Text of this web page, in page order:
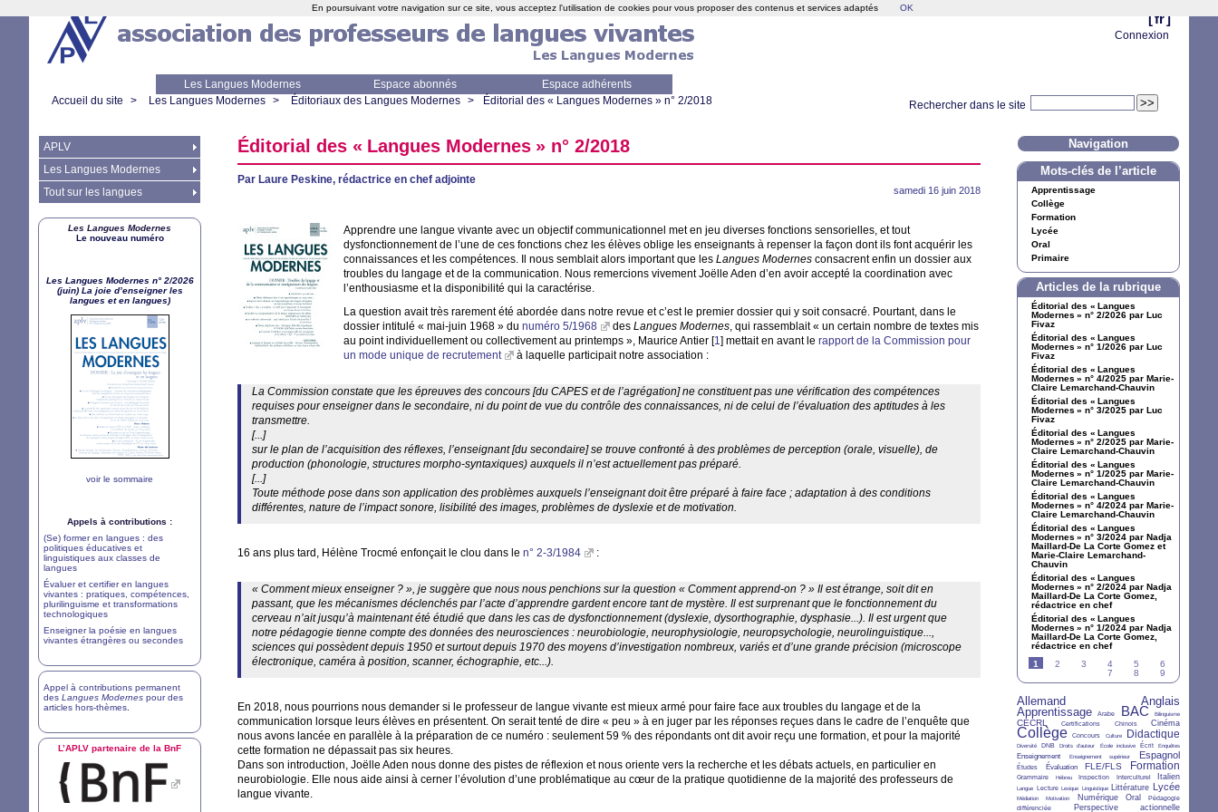
[ fr ]
Connexion
Les Langues Modernes Espace abonnés
Espace adhérents
Rechercher dans le site
Accueil du site > Les Langues Modernes > Éditoriaux des Langues Modernes > Éditorial des « Langues Modernes » n° 2/2018
Éditorial des « Langues Modernes » n° 2/2018
Par Laure Peskine, rédactrice en chef adjointe
samedi 16 juin 2018
Apprendre une langue vivante avec un objectif communicationnel met en jeu diverses fonctions sensorielles, et tout
dysfonctionnement de l’une de ces fonctions chez les élèves oblige les enseignants à repenser la façon dont ils font acquérir les
connaissances et les compétences. Il nous semblait alors important que les Langues Modernes consacrent enfin un dossier aux
troubles du langage et de la communication. Nous remercions vivement Joëlle Aden d’en avoir accepté la coordination avec
l’enthousiasme et la disponibilité qui la caractérise.
La question avait très rarement été abordée dans notre revue et c’est le premier dossier qui y soit consacré. Pourtant, dans le
dossier intitulé « mai-juin 1968 » du numéro 5/1968 des Langues Modernes, qui rassemblait « un certain nombre de textes mis
au point individuellement ou collectivement au printemps », Maurice Antier [1] mettait en avant le rapport de la Commission pour
un mode unique de recrutement
à laquelle participait notre association :
La Commission constate que les épreuves des concours [du CAPES et de l’agrégation] ne constituent pas une vérification des compétences
requises pour enseigner dans le secondaire, ni du point de vue du contrôle des connaissances, ni de celui de l’évaluation des aptitudes à les
transmettre.
[...]
sur le plan de l’acquisition des réflexes, l’enseignant [du secondaire] se trouve confronté à des problèmes de perception (orale, visuelle), de
production (phonologie, structures morpho-syntaxiques) auxquels il n’est actuellement pas préparé.
[...]
Toute méthode pose dans son application des problèmes auxquels l’enseignant doit être préparé à faire face ; adaptation à des conditions
différentes, nature de l’impact sonore, lisibilité des images, problèmes de dyslexie et de motivation.
16 ans plus tard, Hélène Trocmé enfonçait le clou dans le n° 2-3/1984 :
« Comment mieux enseigner ? », je suggère que nous nous penchions sur la question « Comment apprend-on ? » Il est étrange, soit dit en
passant, que les mécanismes déclenchés par l’acte d’apprendre gardent encore tant de mystère. Il est surprenant que le fonctionnement du
cerveau n’ait jusqu’à maintenant été étudié que dans les cas de dysfonctionnement (dyslexie, dysorthographie, dysphasie...). Il est urgent que
notre pédagogie tienne compte des données des neurosciences : neurobiologie, neurophysiologie, neuropsychologie, neurolinguistique...,
sciences qui possèdent depuis 1950 et surtout depuis 1970 des moyens d’investigation nombreux, variés et d’une grande précision (microscope
électronique, caméra à position, scanner, échographie, etc...).
En 2018, nous pourrions nous demander si le professeur de langue vivante est mieux armé pour faire face aux troubles du langage et de la
communication lorsque leurs élèves en présentent. On serait tenté de dire « peu » à en juger par les réponses reçues dans le cadre de l’enquête que
nous avons lancée en parallèle à la préparation de ce numéro : seulement 59 % des répondants ont dit avoir reçu une formation, et pour la majorité
cette formation ne dépassait pas six heures.
Dans son introduction, Joëlle Aden nous donne des pistes de réflexion et nous oriente vers la recherche et les débats actuels, en particulier en
neurobiologie. Elle nous aide ainsi à cerner l’évolution d’une problématique au cœur de la pratique quotidienne de la majorité des professeurs de
langue vivante.
APLV
Les Langues Modernes
Tout sur les langues
Les Langues Modernes
Le nouveau numéro
Les Langues Modernes n° 2/2026
(juin) La joie d’enseigner les
langues et en langues)
voir le sommaire
Appels à contributions :
(Se) former en langues : des
politiques éducatives et
linguistiques aux classes de
langues
Évaluer et certifier en langues
vivantes : pratiques, compétences,
plurilinguisme et transformations
technologiques
Enseigner la poésie en langues
vivantes étrangères ou secondes
Appel à contributions permanent
des Langues Modernes pour des
articles hors-thèmes
L’APLV partenaire de la BnF
Navigation
Mots-clés de l’article
Apprentissage
Collège
Formation
Lycée
Oral
Primaire
Articles de la rubrique
Éditorial des « Langues
Modernes » n° 2/2026 par Luc
Fivaz
Éditorial des « Langues
Modernes » n° 1/2026 par Luc
Fivaz
Éditorial des « Langues
Modernes » n° 4/2025 par Marie-
Claire Lemarchand-Chauvin
Éditorial des « Langues
Modernes » n° 3/2025 par Luc
Fivaz
Éditorial des « Langues
Modernes » n° 2/2025 par Marie-
Claire Lemarchand-Chauvin
Éditorial des « Langues
Modernes » n° 1/2025 par Marie-
Claire Lemarchand-Chauvin
Éditorial des « Langues
Modernes » n° 4/2024 par Marie-
Claire Lemarchand-Chauvin
Éditorial des « Langues
Modernes » n° 3/2024 par Nadja
Maillard-De La Corte Gomez et
Marie-Claire Lemarchand-
Chauvin
Éditorial des « Langues
Modernes » n° 2/2024 par Nadja
Maillard-De La Corte Gomez,
rédactrice en chef
Éditorial des « Langues
Modernes » n° 1/2024 par Nadja
Maillard-De La Corte Gomez,
rédactrice en chef
1
2 3 4 5
6
7
8 9
Allemand
26/36 Anglais
28/36
Apprentissage
27/36 Arabe
4/36 BAC
33/36 Bilinguisme
2/36
CECRL
15/36 Certifications
7/36 Chinois
6/36 Cinéma
12/36
Collège
36/36 Concours
5/36 Culture
2/36 Didactique
24/36
Diversité
2/36 DNB
6/36 Droits d’auteur
2/36 École inclusive
2/36 Écrit
7/36 Enquêtes
3/36
Enseignement
10/36 Enseignement supérieur
2/36 Espagnol
21/36
Études
6/36 Évaluation
10/36 FLE/FLS
16/36 Formation
25/36
Grammaire
6/36 Hébreu
2/36 Inspection
4/36 Interculturel
6/36 Italien
11/36
Langue
2/36 Lecture
7/36 Lexique
3/36 Linguistique
2/36 Littérature
12/36 Lycée
18/36
Médiation
2/36 Motivation
2/36 Numérique
12/36 Oral
11/36
Pédagogie
différenciée
5/36 Perspective actionnelle
14/36
En poursuivant votre navigation sur ce site, vous acceptez l'utilisation de cookies pour vous proposer des contenus et services adaptés OK